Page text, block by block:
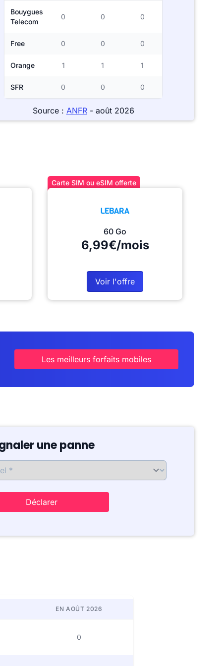
Bouygues
Telecom
0 0 0
Free 0 0 0
Orange 1 1 1
SFR 0 0 0
Source : ANFR- août 2026
Carte SIM ou eSIM offerte
60 Go
6,99€/mois
Voir l'offre
Les meilleurs forfaits mobiles
une panne
Déclarer
EN AOÛT 2026
0